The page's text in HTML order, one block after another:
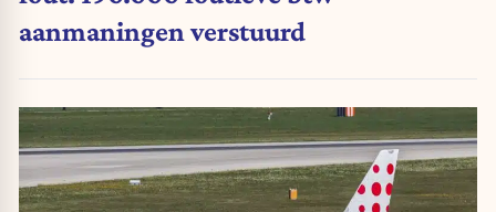
aanmaningen verstuurd